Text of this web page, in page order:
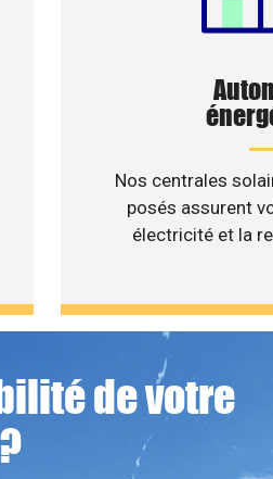
Nos centrales
posés assurent
électricité et la
de votre